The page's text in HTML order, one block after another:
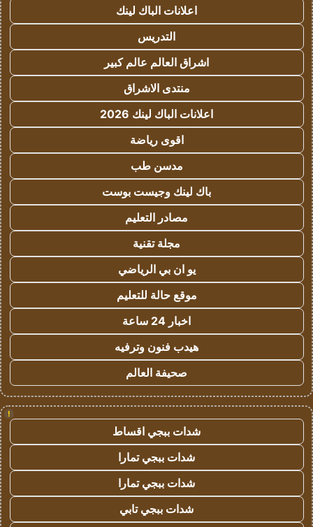
اعلانات الباك لينك
التدريس
اشراق العالم عالم كبير
منتدى الاشراق
اعلانات الباك لينك 2026
اقوى رياضة
مدسن طب
باك لينك وجيست بوست
مصادر التعليم
مجلة تقنية
يو ان بي الرياضي
موقع حالة للتعليم
اخبار 24 ساعة
هيدب فنون وترفيه
صحيفة العالم
!
شدات ببجي اقساط
شدات ببجي تمارا
شدات ببجي تمارا
شدات ببجي تابي